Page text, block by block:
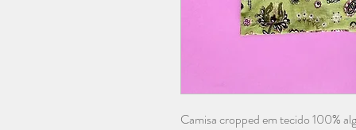
Camisa cropped em tecido 100%